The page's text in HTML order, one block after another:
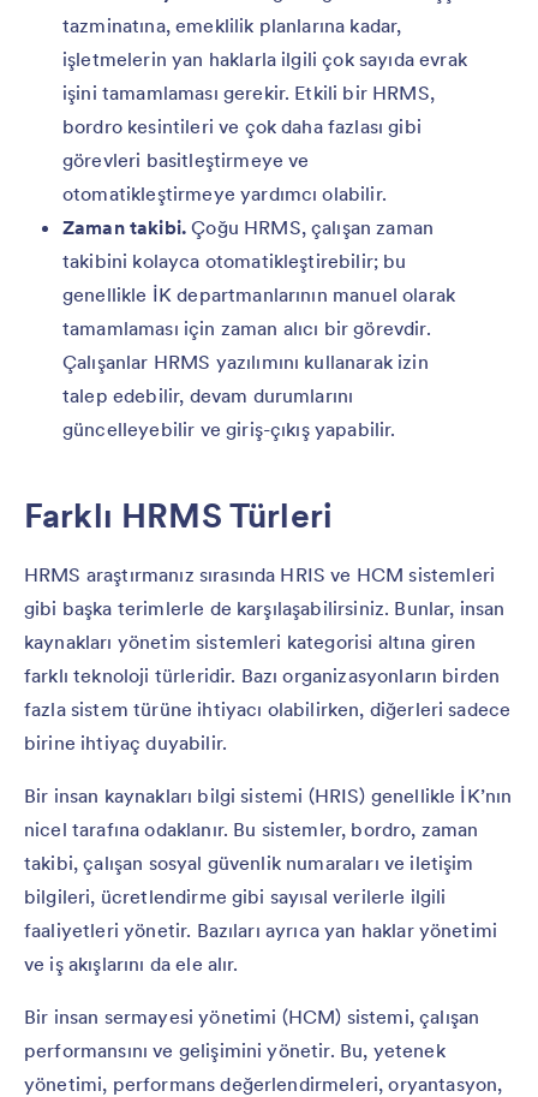
tazminatına, emeklilik planlarına kadar,
işletmelerin yan haklarla ilgili çok sayıda evrak
işini tamamlaması gerekir. Etkili bir HRMS,
bordro kesintileri ve çok daha fazlası gibi
görevleri basitleştirmeye ve
otomatikleştirmeye yardımcı olabilir.
Zaman takibi.Çoğu HRMS, çalışan zaman
takibini kolayca otomatikleştirebilir; bu
genellikle İK departmanlarının manuel olarak
tamamlaması için zaman alıcı bir görevdir.
Çalışanlar HRMS yazılımını kullanarak izin
talep edebilir, devam durumlarını
güncelleyebilir ve giriş-çıkış yapabilir.
Farklı HRMS Türleri
HRMS araştırmanız sırasında HRIS ve HCM sistemleri
gibi başka terimlerle de karşılaşabilirsiniz. Bunlar, insan
kaynakları yönetim sistemleri kategorisi altına giren
farklı teknoloji türleridir. Bazı organizasyonların birden
fazla sistem türüne ihtiyacı olabilirken, diğerleri sadece
birine ihtiyaç duyabilir.
Bir insan kaynakları bilgi sistemi (HRIS) genellikle İK’nın
nicel tarafına odaklanır. Bu sistemler, bordro, zaman
takibi, çalışan sosyal güvenlik numaraları ve iletişim
bilgileri, ücretlendirme gibi sayısal verilerle ilgili
faaliyetleri yönetir. Bazıları ayrıca yan haklar yönetimi
ve iş akışlarını da ele alır.
Bir insan sermayesi yönetimi (HCM) sistemi, çalışan
performansını ve gelişimini yönetir. Bu, yetenek
yönetimi, performans değerlendirmeleri, oryantasyon,